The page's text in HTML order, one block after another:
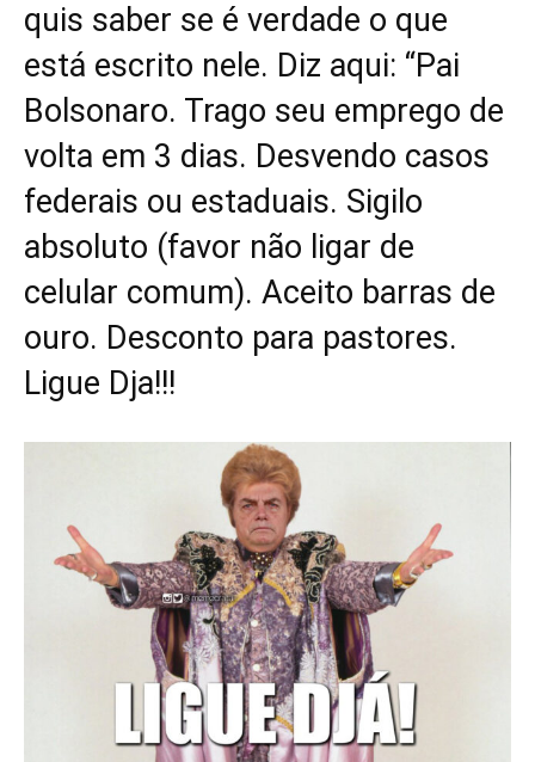
quis saber se é verdade o que
está escrito nele. Diz aqui: “Pai
Bolsonaro. Trago seu emprego de
volta em 3 dias. Desvendo casos
federais ou estaduais. Sigilo
absoluto (favor não ligar de
celular comum). Aceito barras de
ouro. Desconto para pastores.
Ligue Dja!!!